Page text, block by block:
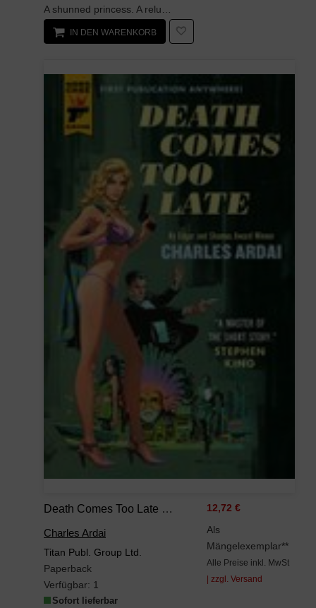
A shunned princess. A reluctant king.A marriage that could save both their kingdoms . . . but des...
IN DEN WARENKORB
Death Comes Too Late (A Hard Case Crime Book, Band 162)
Charles Ardai
Titan Publ. Group Ltd.
Paperback
Verfügbar: 1
Sofort lieferbar
12,72 €
Als
Mängelexemplar**
Alle Preise inkl. MwSt
| zzgl. Versand